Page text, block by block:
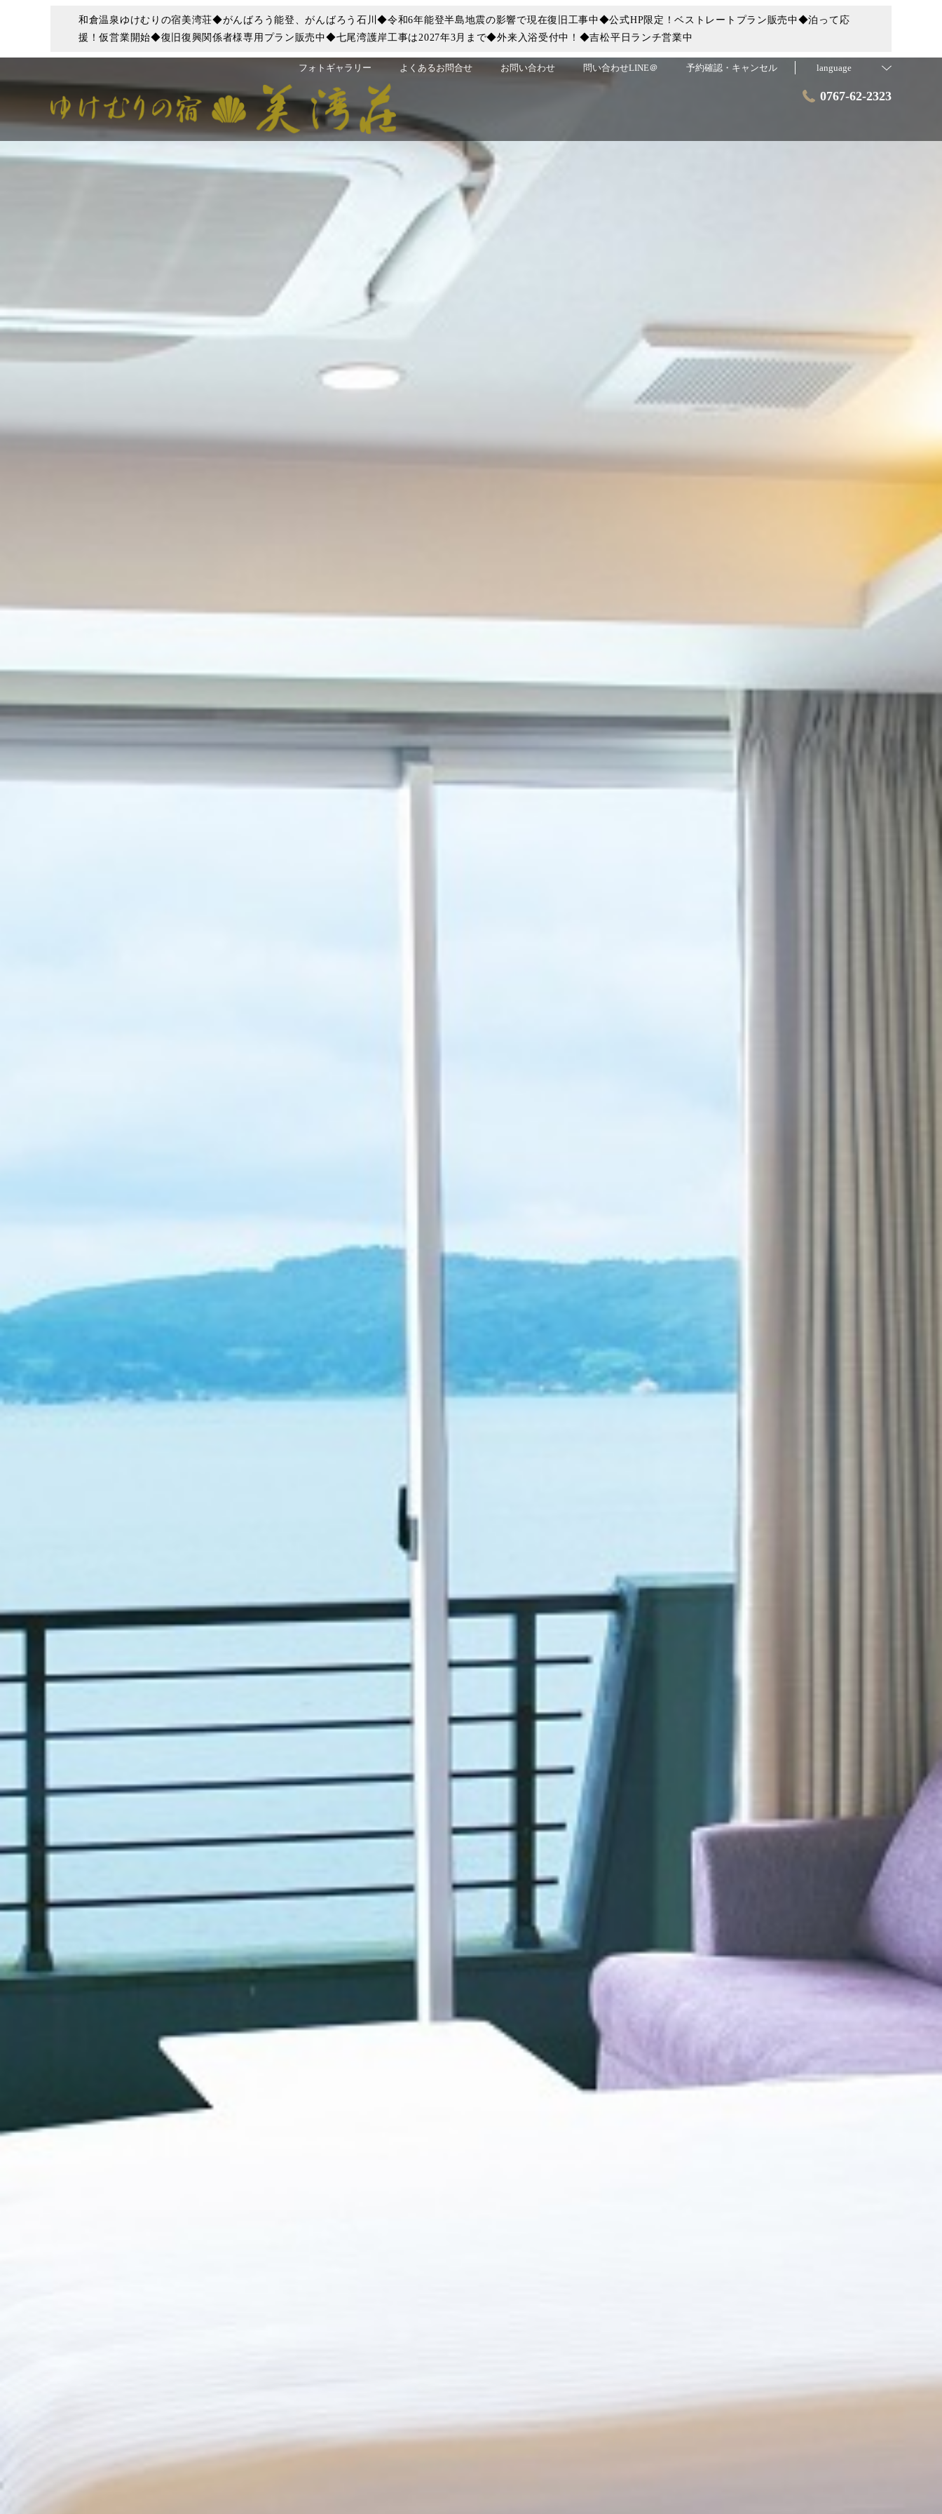
和倉温泉ゆけむりの宿美湾荘◆がんばろう能登、がんばろう石川◆令和6年能登半島地震の影響で現在復旧工事中◆公式HP限定！ベストレートプラン販売中◆泊って応
援！仮営業開始◆復旧復興関係者様専用プラン販売中◆七尾湾護岸工事は2027年3月まで◆外来入浴受付中！◆吉松平日ランチ営業中
フォトギャラリー よくあるお問合せ お問い合わせ 問い合わせLINE＠ 予約確認・キャンセル language
0767-62-2323